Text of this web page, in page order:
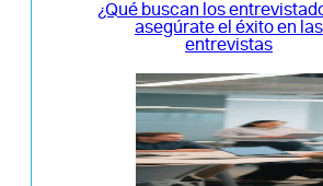
¿Qué buscan los
asegúrate el éxito en las
entrevistas